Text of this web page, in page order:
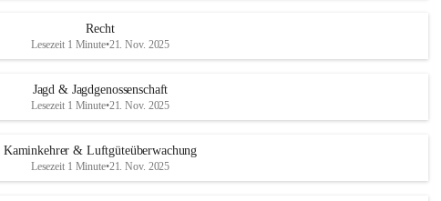
Recht
Lesezeit 1 Minute•21. Nov. 2025
Jagd & Jagdgenossenschaft
Lesezeit 1 Minute•21. Nov. 2025
Kaminkehrer & Luftgüteüberwachung
Lesezeit 1 Minute•21. Nov. 2025